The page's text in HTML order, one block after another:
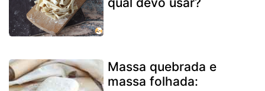
Massa quebrada e
massa folhada: